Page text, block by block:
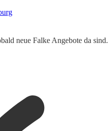
neue Falke Angebote da sind.